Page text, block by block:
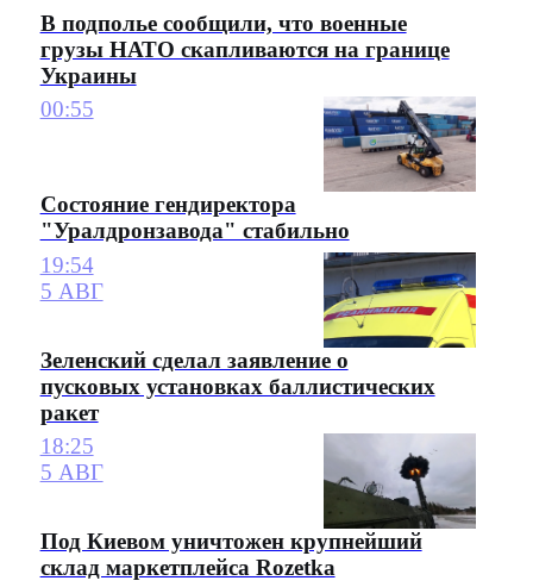
В подполье сообщили, что военные
грузы НАТО скапливаются на границе
Украины
00:55
Состояние гендиректора
"Уралдронзавода" стабильно
19:54
5 АВГ
Зеленский сделал заявление о
пусковых установках баллистических
ракет
18:25
5 АВГ
Под Киевом уничтожен крупнейший
склад маркетплейса Rozetka